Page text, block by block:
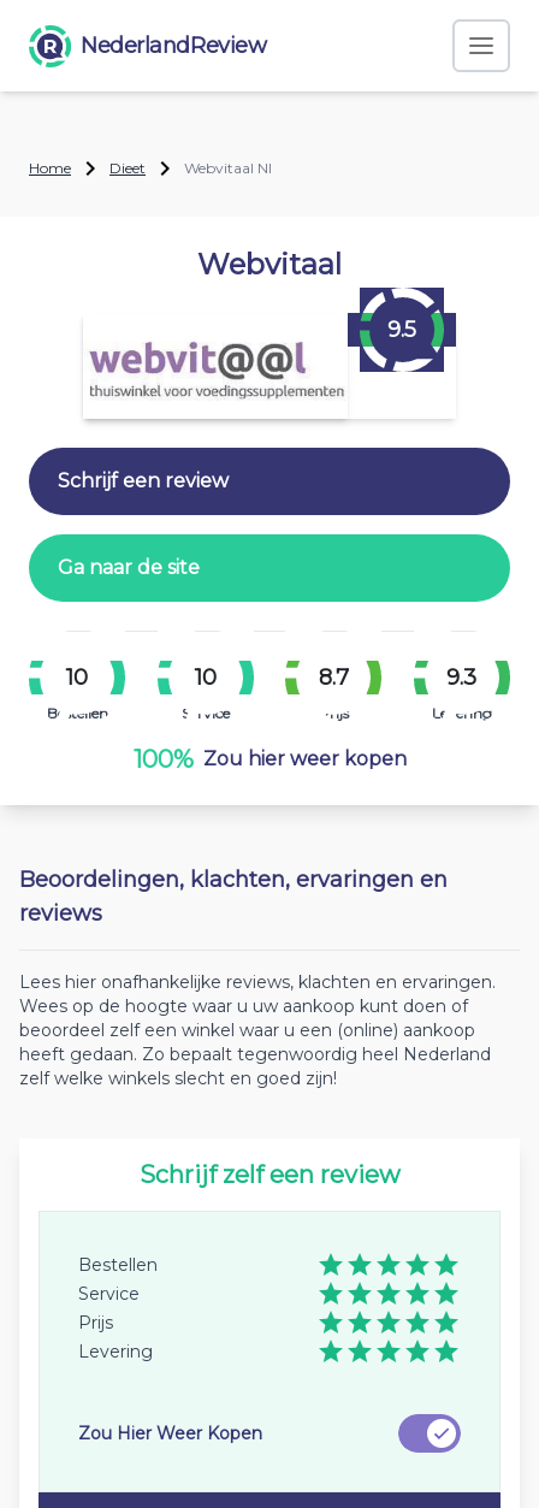
NederlandReview
Home Dieet Webvitaal Nl
Webvitaal
9.5
Schrijf een review
Ga naar de site
10
Bestellen
10
Service
8.7
Prijs
9.3
Levering
100% Zou hier weer kopen
Beoordelingen, klachten, ervaringen en
reviews
Lees hier onafhankelijke reviews, klachten en ervaringen.
Wees op de hoogte waar u uw aankoop kunt doen of
beoordeel zelf een winkel waar u een (online) aankoop
heeft gedaan. Zo bepaalt tegenwoordig heel Nederland
zelf welke winkels slecht en goed zijn!
Schrijf zelf een review
Bestellen
Service
Prijs
Levering
Zou Hier Weer Kopen